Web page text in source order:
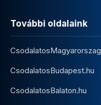
További oldalaink
CsodalatosMagyarorszag
CsodalatosBudapest.hu
CsodalatosBalaton.hu